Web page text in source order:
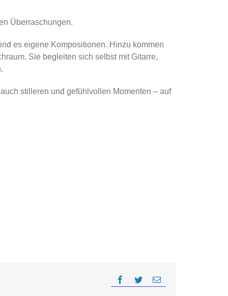
Überraschungen.
es eigene Kompositionen. Hinzu kommen
Sie begleiten sich selbst mit Gitarre,
stilleren und gefühlvollen Momenten – auf